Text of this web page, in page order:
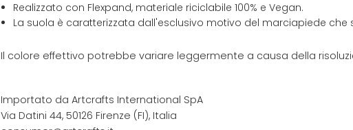
Realizzato con Flexpand, materiale riciclabile 100% e Vegan.
La suola è caratterizzata dall'esclusivo motivo del marciapiede
Il colore effettivo potrebbe variare leggermente a causa della
Importato da Artcrafts International SpA
Via Datini 44, 50126 Firenze (FI), Italia